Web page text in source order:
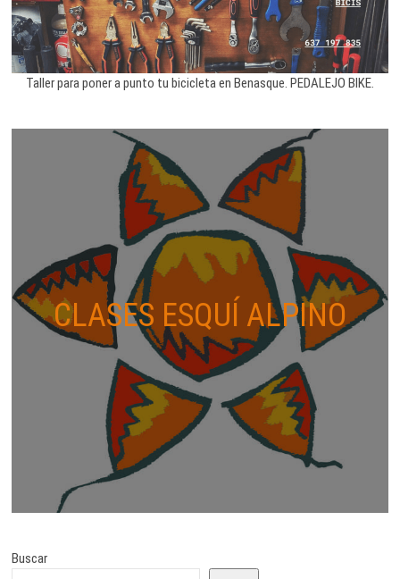
Taller para poner a punto tu bicicleta en Benasque. PEDALEJO BIKE.
CLASES ESQUÍ ALPINO
Buscar